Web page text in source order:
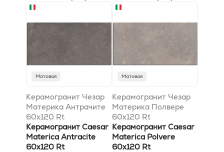
Матовая
Керамогранит Чезар
Материка Антрачите
60x120 Rt
Керамогранит Caesar
Materica Antracite
60x120 Rt
Матовая
Керамогранит Чезар
Материка Полвере
60x120 Rt
Керамогранит Caesar
Materica Polvere
60x120 Rt